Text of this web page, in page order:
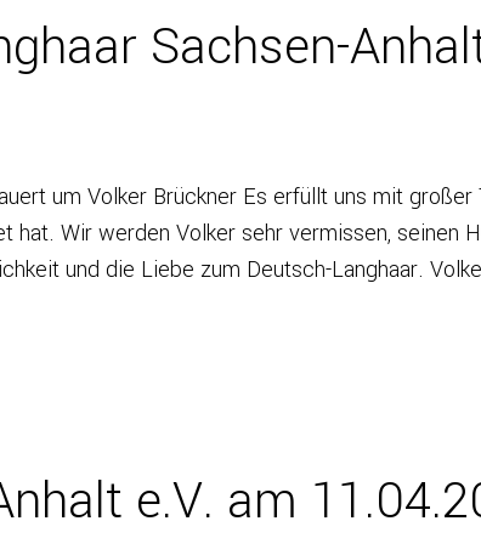
Sachsen-
um Volker Brückner Es erfüllt uns mit
Wir werden Volker sehr vermissen, seinen
und die Liebe zum Deutsch-Langhaar.
e.V. am